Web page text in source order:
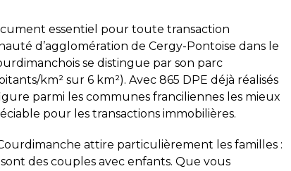
essentiel pour toute transaction
d’agglomération de Cergy-Pontoise dans le
se distingue par son parc
km² sur 6 km²). Avec 865 DPE déjà réalisés
parmi les communes franciliennes les mieux
pour les transactions immobilières.
attire particulièrement les familles :
des couples avec enfants. Que vous